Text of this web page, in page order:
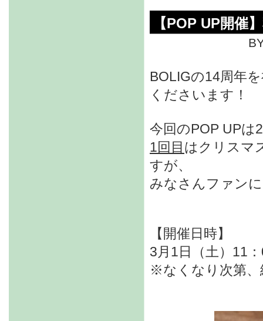
【POP UP開催
BOLIGの14周年
くださいます！
今回のPOP UPは
1回目はクリスマ
すが、
みなさんファン
【開催日時】
3月1日（土）11
※なくなり次第